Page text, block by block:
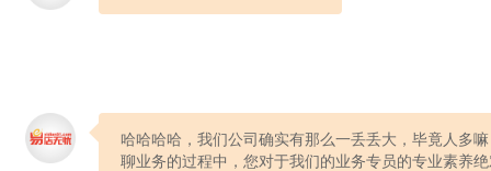
哈哈哈哈，我们公司确实有那么一丢丢大，毕竟人多
聊业务的过程中，您对于我们的业务专员的专业素养